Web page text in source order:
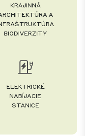
KRAJINNÁ
A
BIODIVERZITY
ELEKTRICKÉ
NABÍJACIE
STANICE